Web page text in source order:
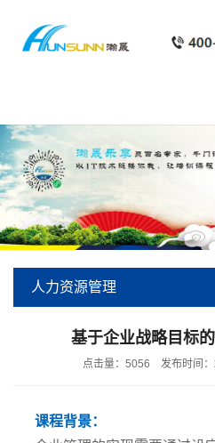
人力资源管理
当前位置:首页 > 培
基于企业战略目标
点击量：5056 发布时间
课程背景：